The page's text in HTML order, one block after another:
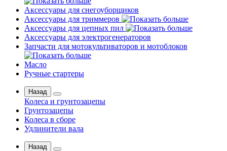
Аксессуары для снегоуборщиков
Аксессуары для триммеров
Аксессуары для цепных пил
Аксессуары для электрогенераторов
Запчасти для мотокультиваторов и мотоблоков
Масло
Ручные стартеры
Назад
Колеса и грунтозацепы
Грунтозацепы
Колеса в сборе
Удлинители вала
Назад